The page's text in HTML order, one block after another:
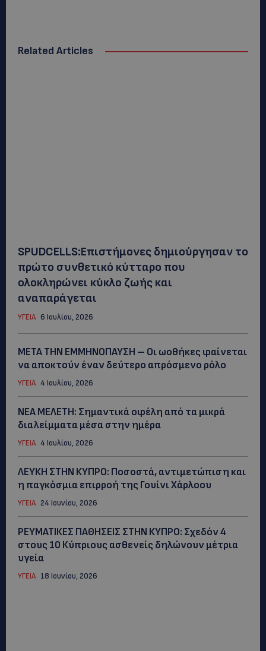
Related Articles
SPUDCELLS:Επιστήμονες δημιούργησαν το
πρώτο συνθετικό κύτταρο που
ολοκληρώνει κύκλο ζωής και
αναπαράγεται
ΥΓΕΙΑ 6 Ιουλίου, 2026
ΜΕΤΑ ΤΗΝ ΕΜΜΗΝΟΠΑΥΣΗ – Οι ωοθήκες φαίνεται
να αποκτούν έναν δεύτερο απρόσμενο ρόλo
ΥΓΕΙΑ 4 Ιουλίου, 2026
ΝΕΑ ΜΕΛΕΤΗ: Σημαντικά οφέλη από τα μικρά
διαλείμματα μέσα στην ημέρα
ΥΓΕΙΑ 4 Ιουλίου, 2026
ΛΕΥΚΗ ΣΤΗΝ ΚΥΠΡΟ: Ποσοστά, αντιμετώπιση και
η παγκόσμια επιρροή της Γουίνι Χάρλοου
ΥΓΕΙΑ 24 Ιουνίου, 2026
ΡΕΥΜΑΤΙΚΕΣ ΠΑΘΗΣΕΙΣ ΣΤΗΝ ΚΥΠΡΟ: Σχεδόν 4
στους 10 Κύπριους ασθενείς δηλώνουν μέτρια
υγεία
ΥΓΕΙΑ 18 Ιουνίου, 2026